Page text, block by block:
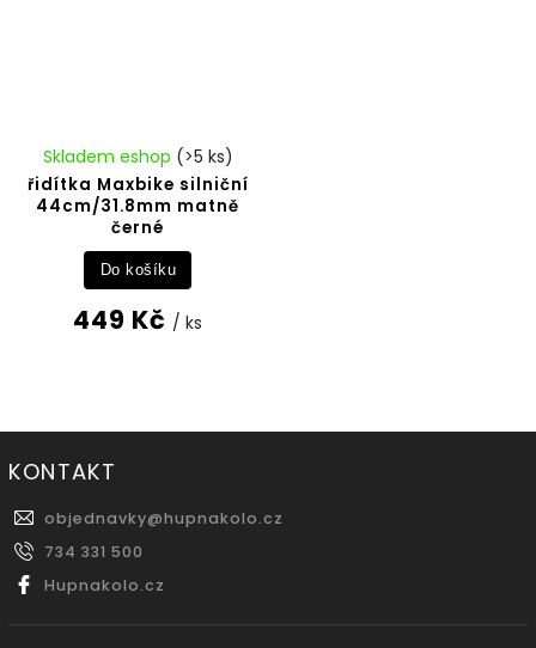
řidítka Maxbike silniční
44cm/31.8mm matně
černé
Skladem eshop (>5 ks)
449 Kč / ks
Do košíku
KONTAKT
objednavky@hupnakolo.cz
734 331 500
Hupnakolo.cz